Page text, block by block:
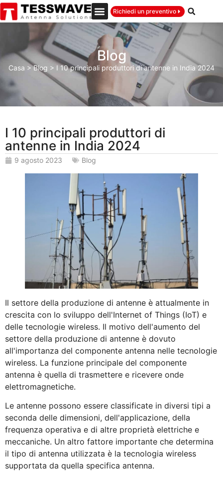
Richiedi un preventivo
Blog
Casa >Blog > I 10 principali produttori di antenne in India 2024
I 10 principali produttori di
antenne in India 2024
9 agosto 2023 Blog
Il settore della produzione di antenne è attualmente in
crescita con lo sviluppo dell'Internet of Things (IoT) e
delle tecnologie wireless. Il motivo dell'aumento del
settore della produzione di antenne è dovuto
all'importanza del componente antenna nelle tecnologie
wireless. La funzione principale del componente
antenna è quella di trasmettere e ricevere onde
elettromagnetiche.
Le antenne possono essere classificate in diversi tipi a
seconda delle dimensioni, dell'applicazione, della
frequenza operativa e di altre proprietà elettriche e
meccaniche. Un altro fattore importante che determina
il tipo di antenna utilizzata è la tecnologia wireless
supportata da quella specifica antenna.